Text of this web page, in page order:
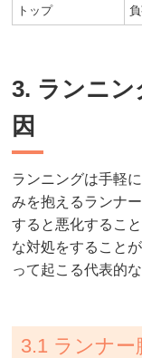
トップ
3. ランニ
因
ランニングは手軽
みを抱えるランナ
すると悪化するこ
な対処をすること
って起こる代表的
3.1 ランナー